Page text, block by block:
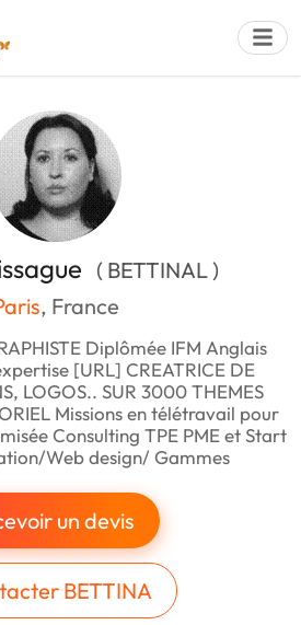
( BETTINAL )
, France
Diplômée IFM Anglais
[URL] CREATRICE DE
LOGOS.. SUR 3000 THEMES
Missions en télétravail pour
Consulting TPE PME et Start
Web design/ Gammes
un devis
BETTINA